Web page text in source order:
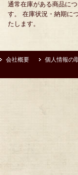
通常在庫がある商品に
す。 在庫状況・納期に
たします。
会社概要 個人情報の